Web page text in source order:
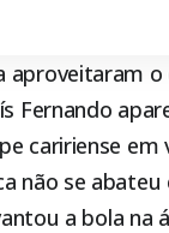
aproveitaram
Fernando
caririense em
não se
a bola na